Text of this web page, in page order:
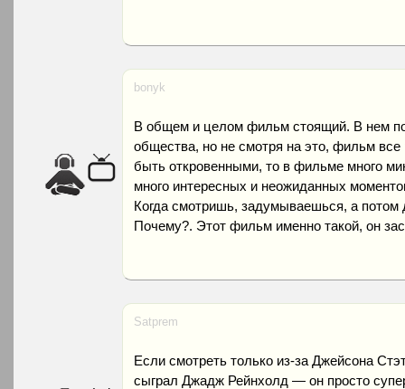
bonyk
В общем и целом фильм стоящий. В нем
общества, но не смотря на это, фильм
быть откровенными, то в фильме много
много интересных и неожиданных
Когда смотришь, задумываешься, а
Почему?. Этот фильм именно такой, он
Satprem
Если смотреть только из-за Джейсона
сыграл Джадж Рейнхолд — он просто